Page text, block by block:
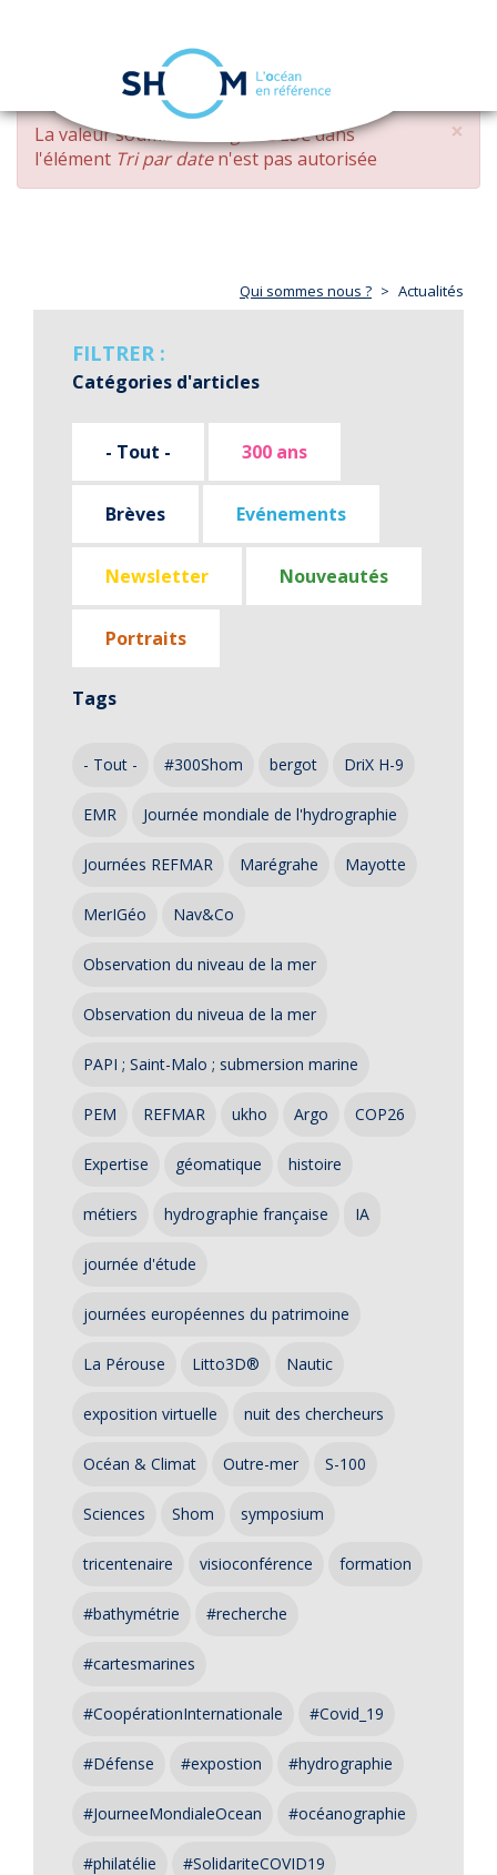
Aller
contenu
principal
navigation
×
MESSAGE
D'ERREUR
La valeur soumise changed DESCdans
l'élément Tri par daten'est pas autorisée
Qui sommes nous ? Actualités
FILTRER :
Catégories d'articles
- Tout - 300 ans
Brèves Evénements
Newsletter Nouveautés
Portraits
Tags
- Tout - #300Shom bergot DriX H-9
EMR Journée mondiale de l'hydrographie
Journées REFMAR Marégrahe Mayotte
MerIGéo Nav&Co
Observation du niveau de la mer
Observation du niveua de la mer
PAPI ; Saint-Malo ; submersion marine
PEM REFMAR ukho Argo COP26
Expertise géomatique histoire
métiers hydrographie française IA
journée d'étude
journées européennes du patrimoine
La Pérouse Litto3D® Nautic
exposition virtuelle nuit des chercheurs
Océan & Climat Outre-mer S-100
Sciences Shom symposium
tricentenaire visioconférence formation
#bathymétrie #recherche
#cartesmarines
#CoopérationInternationale #Covid_19
#Défense #expostion #hydrographie
#JourneeMondialeOcean #océanographie
#philatélie #SolidariteCOVID19